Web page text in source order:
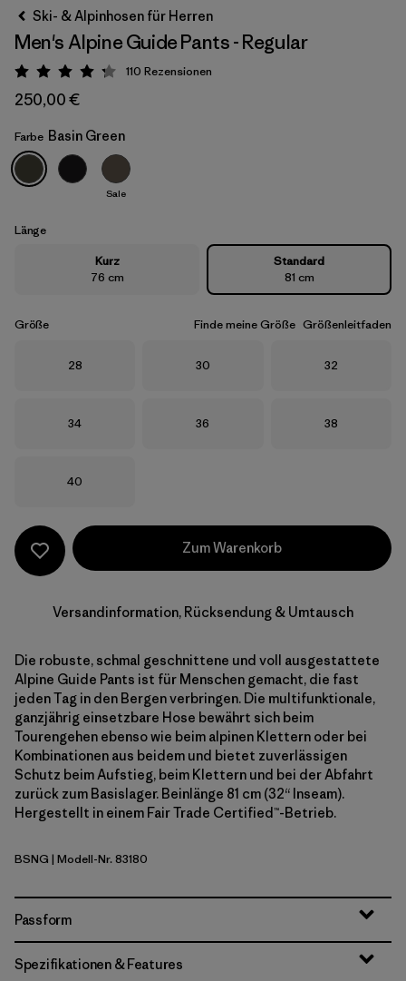
Basin Green
Ski- & Alpinhosen für Herren
Men's Alpine Guide Pants - Regular
Bewertung: 4.3 / 5
110 Rezensionen
250,00 €
Farbe Basin Green
Sale
Länge
Kurz
76 cm
Standard
81 cm
Größe Finde meine Größe Größenleitfaden
Größe
28 Größe
30 Größe
32
Größe
34 Größe
36 Größe
38
Größe
40
Zum Warenkorb
Versandinformation, Rücksendung & Umtausch
Die robuste, schmal geschnittene und voll ausgestattete
Alpine Guide Pants ist für Menschen gemacht, die fast
jeden Tag in den Bergen verbringen. Die multifunktionale,
ganzjährig einsetzbare Hose bewährt sich beim
Tourengehen ebenso wie beim alpinen Klettern oder bei
Kombinationen aus beidem und bietet zuverlässigen
Schutz beim Aufstieg, beim Klettern und bei der Abfahrt
zurück zum Basislager. Beinlänge 81 cm (32“ Inseam).
Hergestellt in einem Fair Trade Certified™-Betrieb.
Basin Green
BSNG | Modell-Nr. 83180
Passform
Spezifikationen & Features